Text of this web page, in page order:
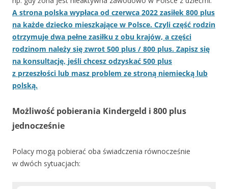
A strona polska wypłaca od czerwca 2022 zasiłek 800 plus
na każde dziecko mieszkające w Polsce. Czyli część rodzin
otrzymuje dwa pełne zasiłku z obu krajów, a części
rodzinom należy się zwrot 500 plus / 800 plus. Zapisz się
na konsultację, jeśli chcesz odzyskać 500 plus
z przeszłości lub masz problem ze stroną niemiecką lub
polską.
Możliwość pobierania Kindergeld i 800 plus
jednocześnie
Polacy mogą pobierać oba świadczenia równocześnie
w dwóch sytuacjach: